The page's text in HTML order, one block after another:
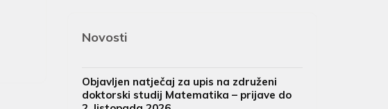
Novosti
Objavljen natječaj za upis na združeni
doktorski studij Matematika – prijave do